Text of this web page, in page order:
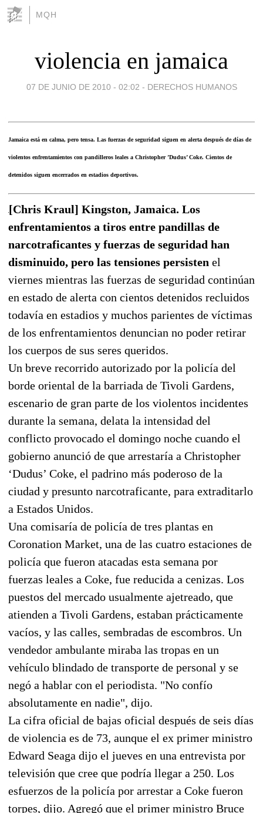
MQH
violencia en jamaica
07 DE JUNIO DE 2010 - 02:02 - DERECHOS HUMANOS
Jamaica está en calma, pero tensa. Las fuerzas de seguridad siguen en alerta después de días de
violentos enfrentamientos con pandilleros leales a Christopher ’Dudus’ Coke. Cientos de
detenidos siguen encerrados en estadios deportivos.
[Chris Kraul] Kingston, Jamaica. Los
enfrentamientos a tiros entre pandillas de
narcotraficantes y fuerzas de seguridad han
disminuido, pero las tensiones persisten el
viernes mientras las fuerzas de seguridad continúan
en estado de alerta con cientos detenidos recluidos
todavía en estadios y muchos parientes de víctimas
de los enfrentamientos denuncian no poder retirar
los cuerpos de sus seres queridos.
Un breve recorrido autorizado por la policía del
borde oriental de la barriada de Tivoli Gardens,
escenario de gran parte de los violentos incidentes
durante la semana, delata la intensidad del
conflicto provocado el domingo noche cuando el
gobierno anunció de que arrestaría a Christopher
‘Dudus’ Coke, el padrino más poderoso de la
ciudad y presunto narcotraficante, para extraditarlo
a Estados Unidos.
Una comisaría de policía de tres plantas en
Coronation Market, una de las cuatro estaciones de
policía que fueron atacadas esta semana por
fuerzas leales a Coke, fue reducida a cenizas. Los
puestos del mercado usualmente ajetreado, que
atienden a Tivoli Gardens, estaban prácticamente
vacíos, y las calles, sembradas de escombros. Un
vendedor ambulante miraba las tropas en un
vehículo blindado de transporte de personal y se
negó a hablar con el periodista. "No confío
absolutamente en nadie", dijo.
La cifra oficial de bajas oficial después de seis días
de violencia es de 73, aunque el ex primer ministro
Edward Seaga dijo el jueves en una entrevista por
televisión que cree que podría llegar a 250. Los
esfuerzos de la policía por arrestar a Coke fueron
torpes, dijo. Agregó que el primer ministro Bruce